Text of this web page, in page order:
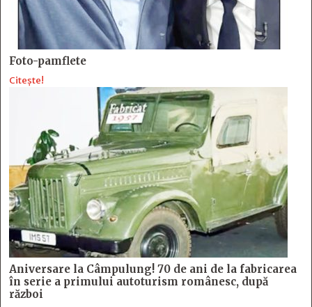
Foto-pamflete
Citește!
Aniversare la Câmpulung! 70 de ani de la fabricarea
în serie a primului autoturism românesc, după
război